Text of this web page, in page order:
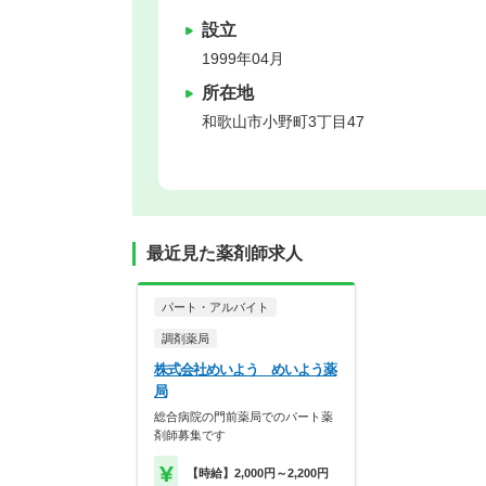
設立
1999年04月
所在地
和歌山市小野町3丁目47
最近見た薬剤師求人
パート・アルバイト
調剤薬局
株式会社めいよう めいよう薬
局
総合病院の門前薬局でのパート薬
剤師募集です
【時給】2,000円～2,200円